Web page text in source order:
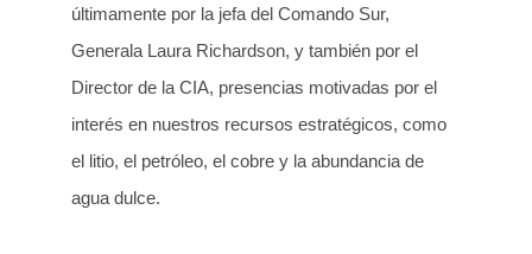
últimamente por la jefa del Comando Sur,
Generala Laura Richardson, y también por el
Director de la CIA, presencias motivadas por el
interés en nuestros recursos estratégicos, como
el litio, el petróleo, el cobre y la abundancia de
agua dulce.